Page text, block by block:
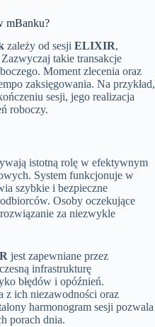
mBanku?
zależy od sesji ELIXIR,
takie transakcje
Moment zlecenia oraz
zaksięgowania. Na przykład,
sesji, jego realizacja
roboczy.
istotną rolę w efektywnym
System funkcjonuje w
szybkie i bezpieczne
Osoby oczekujące
za niezwykle
jest zapewniane przez
infrastrukturę
błędów i opóźnień.
z ich niezawodności oraz
harmonogram sesji pozwala
porach dnia.